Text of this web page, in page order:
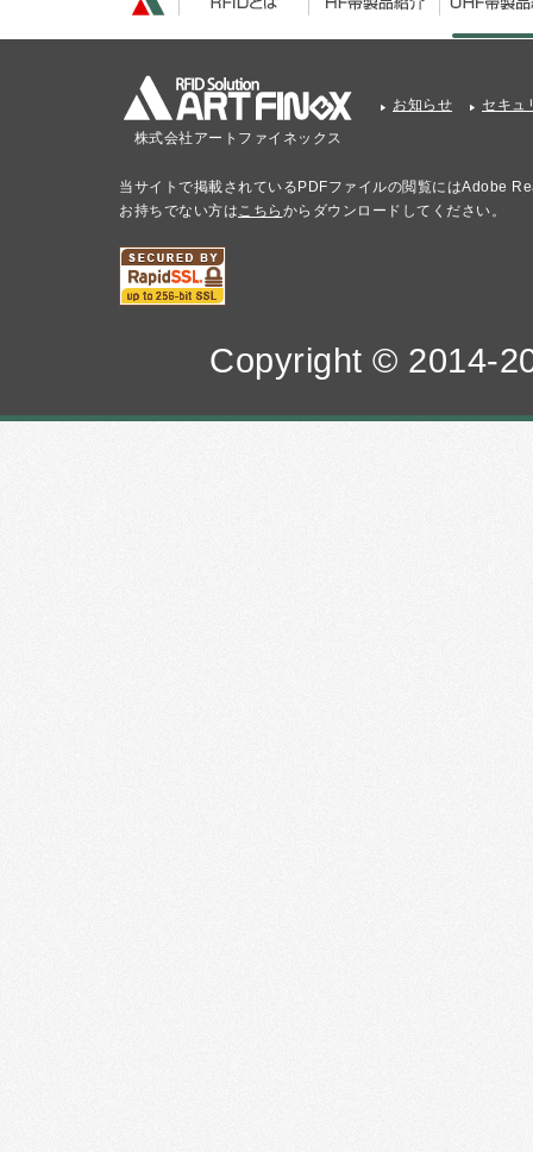
株式会社アートファイネックス
お知らせ セキュ
当サイトで掲載されているPDFファイルの閲覧にはAdobe
お持ちでない方は こちら からダウンロードしてください。
Copyright © 2014-